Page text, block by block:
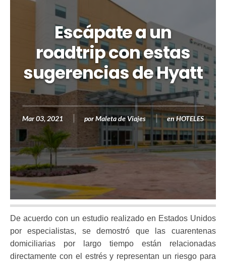
Escápate a un
roadtrip con estas
sugerencias de Hyatt
Mar 03, 2021 porMaleta de Viajes enHOTELES
De acuerdo con un estudio realizado en Estados Unidos
por especialistas, se demostró que las cuarentenas
domiciliarias por largo tiempo están relacionadas
directamente con el estrés y representan un riesgo para